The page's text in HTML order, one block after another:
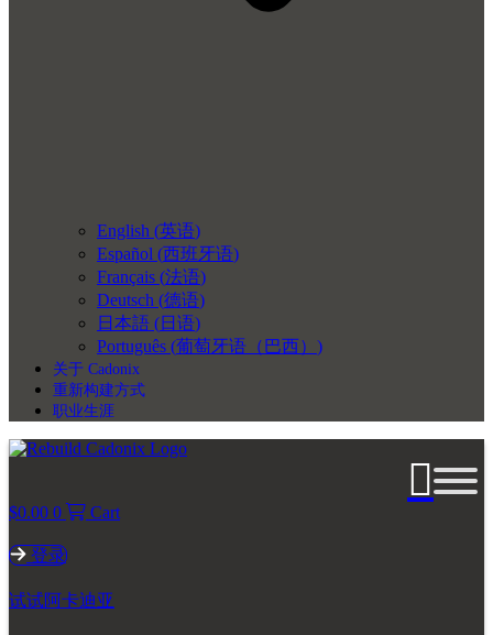
English (英语)
Español (西班牙语)
Français (法语)
Deutsch (德语)
日本語 (日语)
Português (葡萄牙语（巴西） )
关于 Cadonix
重新构建方式
职业生涯
$0.00 0 Cart
登录
试试阿卡迪亚